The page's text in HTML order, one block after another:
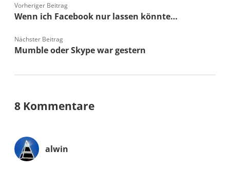
Vorheriger Beitrag
Wenn ich Facebook nur lassen könnte…
Nächster Beitrag
Mumble oder Skype war gestern
8 Kommentare
alwin